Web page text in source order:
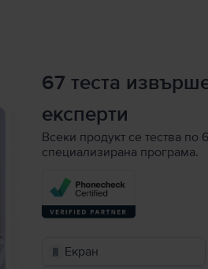
67 теста
експерти
Всеки продукт се тества по
специализирана програма.
Екран